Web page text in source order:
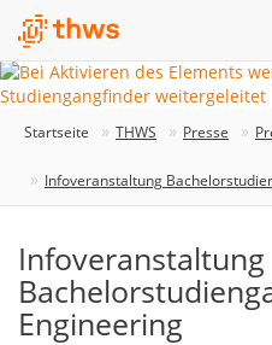
Startseite THWS Presse
Infoveranstaltung
Infoveranstaltung
Engineering